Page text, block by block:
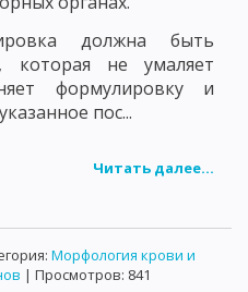
должна быть
которая не умаляет
формулировку и
пос...
Читать далее...
Морфология крови и
| Просмотров: 841